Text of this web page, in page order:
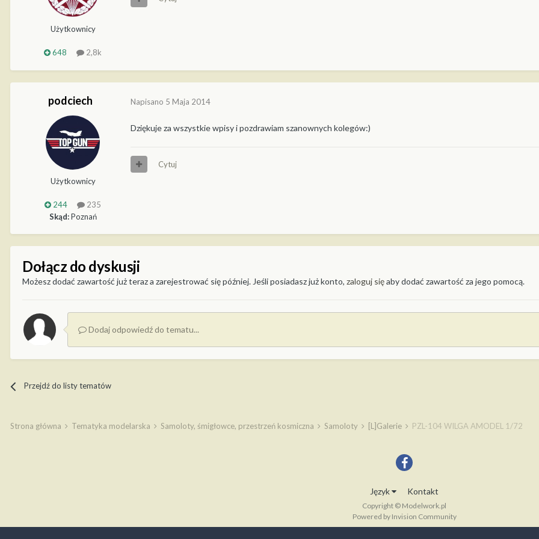
Użytkownicy
648 2,8k
podciech
Użytkownicy
244
235
Skąd:Poznań
Napisano 5 Maja 2014
Dziękuje za wszystkie wpisy i pozdrawiam szanownych kolegów:)
Cytuj
Dołącz do dyskusji
Możesz dodać zawartość już teraz a zarejestrować się później. Jeśli posiadasz już konto, zaloguj sięaby dodać zawartość za jego pomocą.
Dodaj odpowiedź do tematu...
Przejdź do listy tematów
Strona główna Tematyka modelarska Samoloty, śmigłowce, przestrzeń kosmiczna Samoloty [L]Galerie PZL-104 WILGA AMODEL 1/72
Język Kontakt
Copyright © Modelwork.pl
Powered by Invision Community